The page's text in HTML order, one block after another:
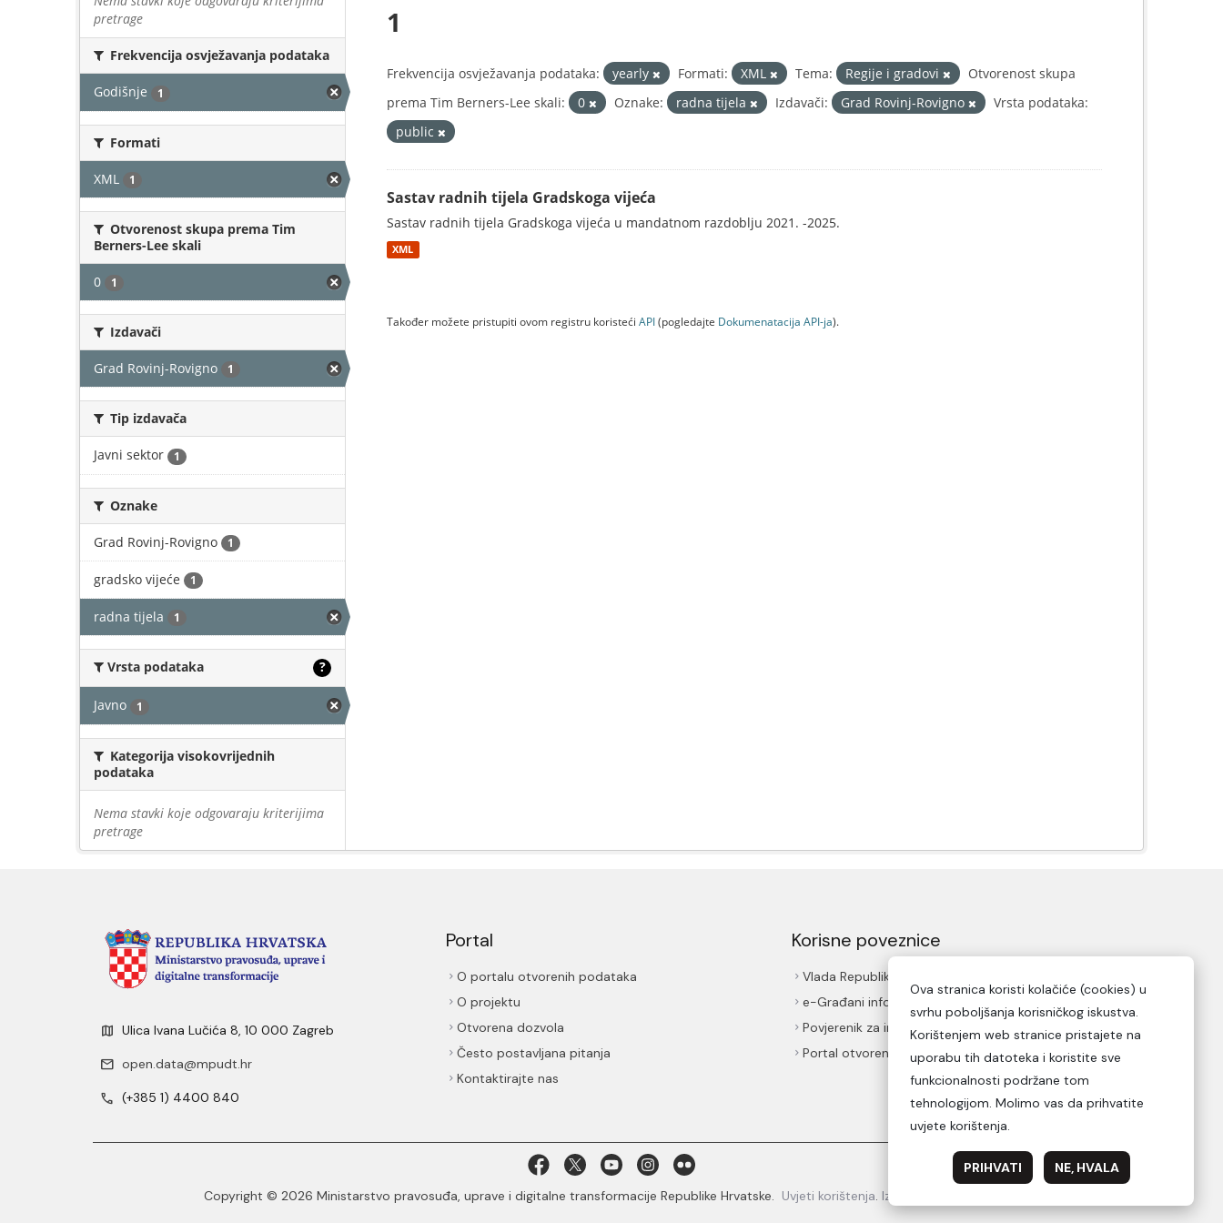
pretrage
Frekvencija osvježavanja podataka
Godišnje 1
Formati
XML 1
Otvorenost skupa prema Tim
Berners-Lee skali
0 1
Izdavači
Grad Rovinj-Rovigno 1
Tip izdavača
Javni sektor 1
Oznake
Grad Rovinj-Rovigno 1
gradsko vijeće 1
radna tijela 1
Vrsta podataka ?
Javno 1
Kategorija visokovrijednih
podataka
Nema stavki koje odgovaraju kriterijima
pretrage
1
Frekvencija osvježavanja podataka: yearly Formati: XML Tema: Regije i gradovi
Otvorenost skupa
prema Tim Berners-Lee skali:
0 Oznake: radna tijela Izdavači: Grad Rovinj-Rovigno
Vrsta podataka:
public
Sastav radnih tijela Gradskoga vijeća
Sastav radnih tijela Gradskoga vijeća u mandatnom razdoblju 2021. -2025.
XML
Također možete pristupiti ovom registru koristeći API(pogledajte Dokumenаtаcijа API-jа).